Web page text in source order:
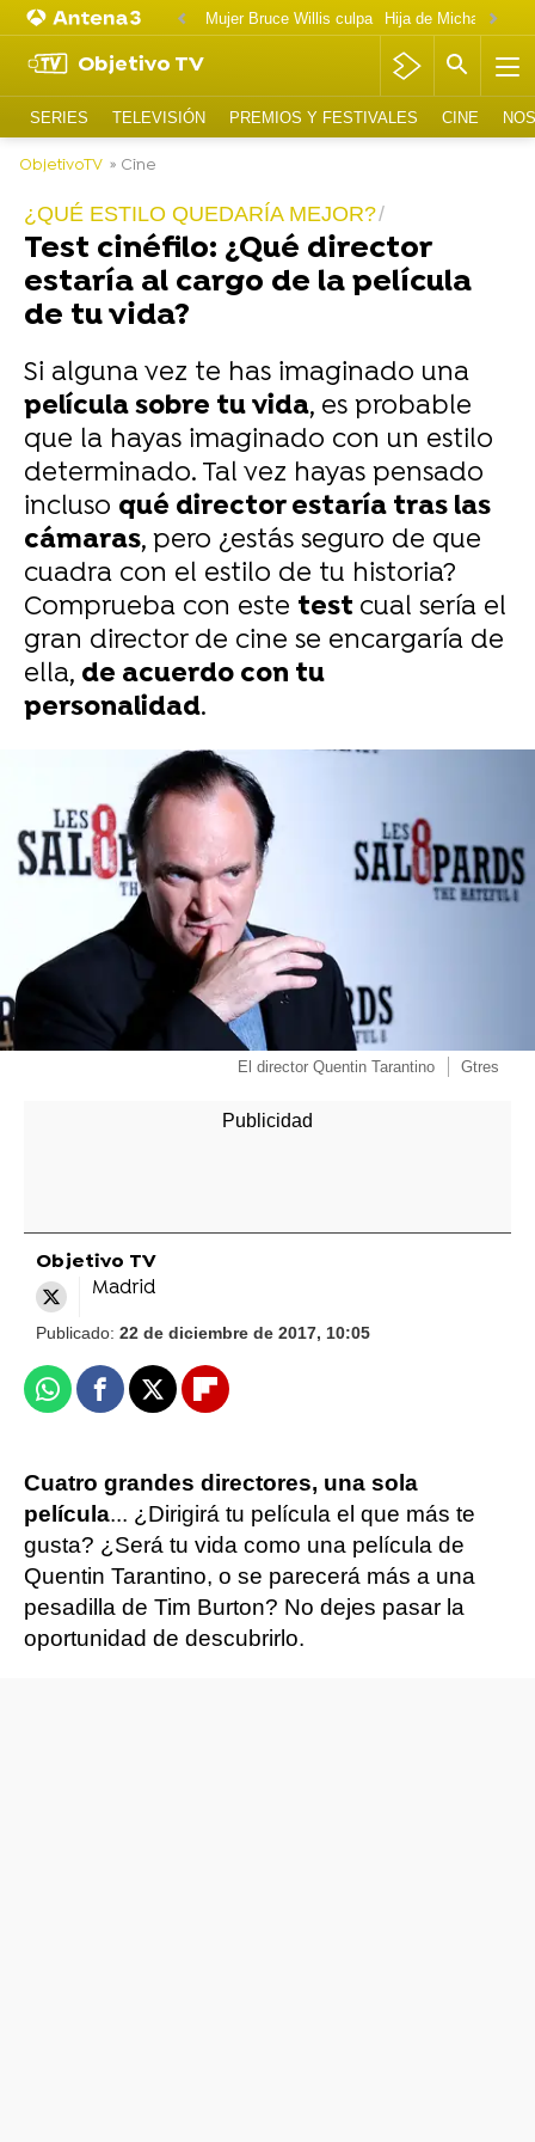
Mujer Bruce Willis culpa
Objetivo TV
SERIES TELEVISIÓN PREMIOS Y FESTIVALES CINE
ObjetivoTV » Cine
¿QUÉ ESTILO QUEDARÍA MEJOR?
Test cinéfilo: ¿Qué director
estaría al cargo de la película
de tu vida?
Si alguna vez te has imaginado una
película sobre tu vida, es probable
que la hayas imaginado con un estilo
determinado. Tal vez hayas pensado
incluso qué director estaría tras las
cámaras, pero ¿estás seguro de que
cuadra con el estilo de tu historia?
Comprueba con este test cual sería el
gran director de cine se encargaría de
ella, de acuerdo con tu
personalidad.
El director Quentin Tarantino Gtres
Objetivo TV
Madrid
Publicado: 22 de diciembre de 2017, 10:05
WhatsappFacebook
X Flipboard
Cuatro grandes directores, una sola
película... ¿Dirigirá tu película el que más te
gusta? ¿Será tu vida como una película de
Quentin Tarantino, o se parecerá más a una
pesadilla de Tim Burton? No dejes pasar la
oportunidad de descubrirlo.